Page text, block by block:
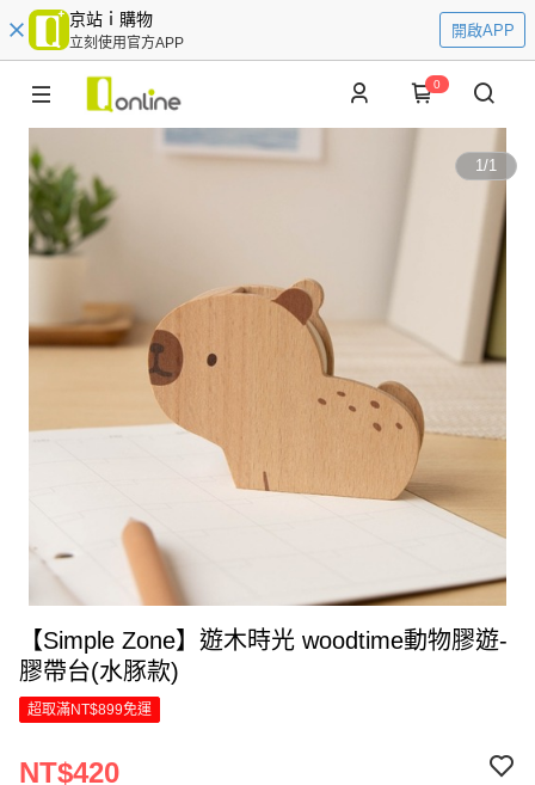
京站ｉ購物
立刻使用官方APP
開啟APP
0
1/1
【Simple Zone】遊木時光 woodtime動物膠遊-
膠帶台(水豚款)
超取滿NT$899免運
NT$420